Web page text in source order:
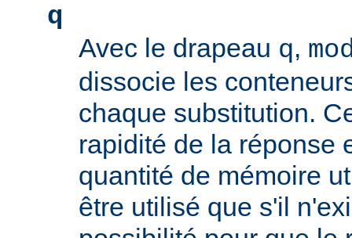
q
Avec le drapeau q,
dissocie les
chaque substitution.
rapidité de la réponse
quantité de mémoire
être utilisé que s'il